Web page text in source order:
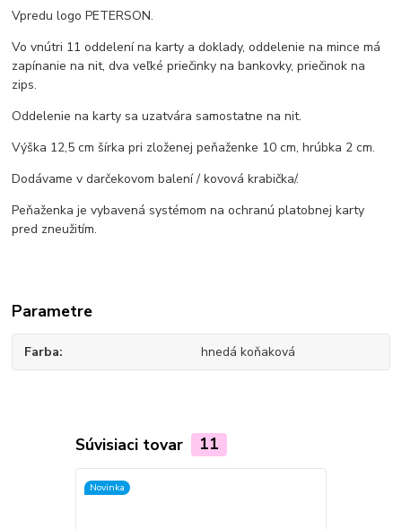
Vpredu logo PETERSON.
Vo vnútri 11 oddelení na karty a doklady, oddelenie na mince má
zapínanie na nit, dva veľké priečinky na bankovky, priečinok na
zips.
Oddelenie na karty sa uzatvára samostatne na nit.
Výška 12,5 cm šírka pri zloženej peňaženke 10 cm, hrúbka 2 cm.
Dodávame v darčekovom balení / kovová krabička/.
Peňaženka je vybavená systémom na ochranú platobnej karty
pred zneužitím.
Parametre
Farba hnedá koňaková
Súvisiaci tovar 11
Novinka